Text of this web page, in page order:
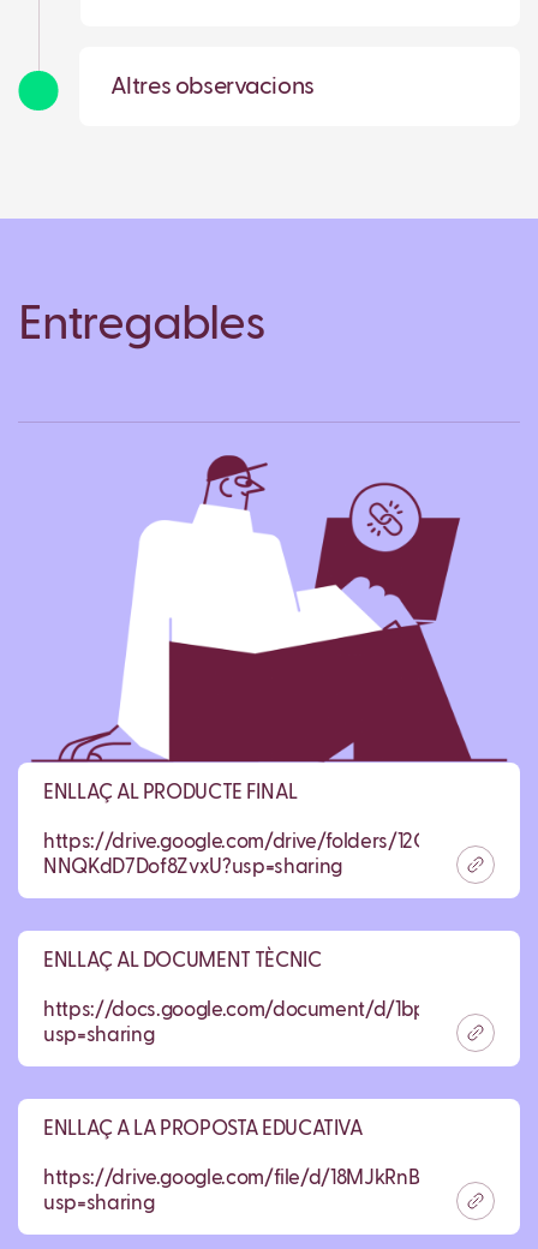
Altres observacions
Entregables
ENLLAÇ AL PRODUCTE FINAL
https://drive.google.com/drive/folders/
NNQKdD7Dof8ZvxU?usp=sharing
ENLLAÇ AL DOCUMENT TÈCNIC
https://docs.google.com/document/d/
usp=sharing
ENLLAÇ A LA PROPOSTA EDUCATIVA
https://drive.google.com/file/d/
usp=sharing